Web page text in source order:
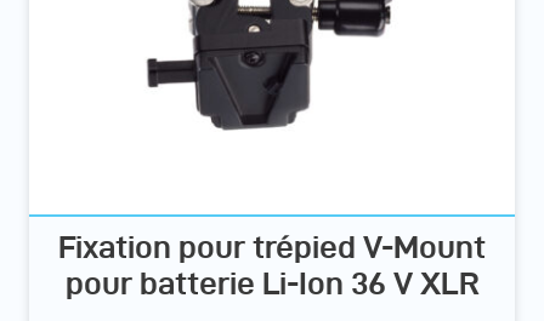
Fixation pour trépied V-Mount
pour batterie Li-Ion 36 V XLR